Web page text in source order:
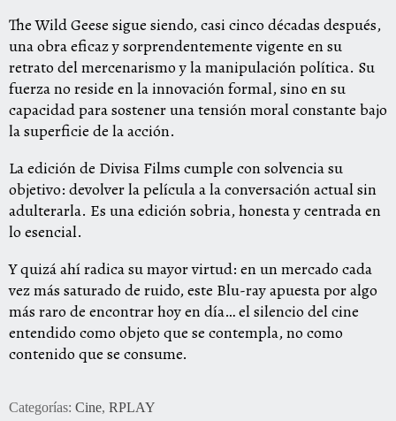
The Wild Geese sigue siendo, casi cinco décadas después,
una obra eficaz y sorprendentemente vigente en su
retrato del mercenarismo y la manipulación política. Su
fuerza no reside en la innovación formal, sino en su
capacidad para sostener una tensión moral constante bajo
la superficie de la acción.
La edición de Divisa Films cumple con solvencia su
objetivo: devolver la película a la conversación actual sin
adulterarla. Es una edición sobria, honesta y centrada en
lo esencial.
Y quizá ahí radica su mayor virtud: en un mercado cada
vez más saturado de ruido, este Blu-ray apuesta por algo
más raro de encontrar hoy en día… el silencio del cine
entendido como objeto que se contempla, no como
contenido que se consume.
Categorías: Cine, RPLAY